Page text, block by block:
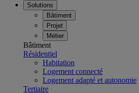
Solutions
Bâtiment
Projet
Métier
Bâtiment
Résidentiel
Habitation
Logement connecté
Logement adapté et autonomie
Tertiaire